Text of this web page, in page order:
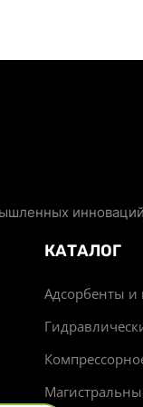
КАТАЛОГ
Адсорбенты и